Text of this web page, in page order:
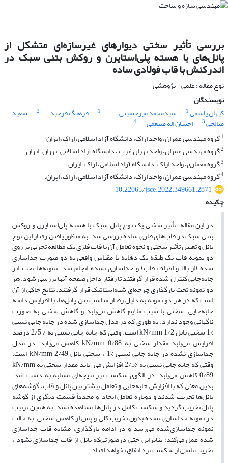
بررسی تأثیر سختی دیوارهای غیرسازه‌ای متشکل از
پانل‌های با ‌‌‌هسته پلی‌استایرن و روکش بتنی سبک در
اندرکنش با قاب فولادی ساده
نوع مقاله : علمی - پژوهشی
نویسندگان
کیهان یاسمی1 سیدمحمد میرحسینی 1 فرهنگ فرحبد 2 سعید
صالحی3 احسان اله ضیغمی
4
1گروه مهندسی عمران، واحد اراک، دانشگاه آزاد اسلامی، اراک، ایران
2گروه مهندسی عمران، واحد تهران غرب ، دانشگاه آزاد اسلامی، تهران، ایران
3گروه معماری، واحد اراک، دانشگاه آزاد اسلامی، اراک، ایران
4گروه مهندسی عمران، واحد اراک، دانشگاه آزاد اسلامی، اراک، ایران.
10.22065/jsce.2022.349661.2871
چکیده
در این مقاله،‌‌ تأثیر سختی یک نوع پانل سبک با هسته پلی‌استایرن و روکش
بتنی سبک در قاب‌های فلزی ساده بررسی شد. به ‌منظور یافتن رفتار این نوع
پانل و تعیین تأثیر سختی و نحوه تعامل آن با قاب فلزی یک مطالعه تجربی بر روی
دو نمونه قاب یک طبقه یک دهانه با مقیاس واقعی به دو صورت جداسازی
شده (از بالا و اطراف قاب) و جداسازی نشده انجام شد. نمونه‌ها تحت اثر
جابه‌جایی کنترل شده قرار گرفتند تا رفتار داخل صفحه آنها بررسی شود. هر
دو نمونه تحت بارگذاری چرخه‌ای شبه‌استاتیک قرار گرفتند. نتایج حاکی از آن
است که در هر دو نمونه به دلیل رفتار مناسب بتن پانل‌ها، با افزایش دامنه
جابه‌جایی، سختی با شیب ملایم کاهش می‌یابد و کاهش سختی به‌ صورت
ناگهانی وجود ندارد. به طوری که در مدل جداسازی شده در جابه جایی نسبی
%1 سختی پانل kN/mm 1/2 است. وقتی که جابه جایی نسبی به % 2/5 درصد
افزایش می‌یابد مقدار سختی به kN/mm 0/88 کاهش می‌یابد. در مدل
جداسازی نشده در جابه جایی نسبی %1 ، سختی پانل kN/mm 2/49 است.
وقتی که جابه جایی نسبی به %2/5 افزایش می-یابد مقدار سختی به kN/mm
0/89 کاهش می‌یابد. در الگوی شکست نیز نتیجه‌ای مشابه به دست آمد.
بدین معنی که با افزایش جابه‌جایی و تعامل بیشتر بین پانل و قاب، گوشه‌های
پانل‌ها تخریب شدند و دوباره تعامل ایجاد ‌ و مجدداً قسمت دیگری از گوشه
پانل تخریب گردید و شکست کامل در پانل‌ها مشاهده نشد. به همین ترتیب
در نمونه جداسازی ‌نشده بدون تخریب کلی و پس از کاهش سختی، به حالت
نمونه جداسازی‌شده می‌رسد و در ادامه بارگذاری، مشابه قاب جداسازی
‌شده عمل می‌کند؛ بنابراین حتی درصورتی‌که پانل از قاب جداسازی نشود ،
تخریب ناشی از شکست ‌ترد اتفاق نخواهد افتاد.